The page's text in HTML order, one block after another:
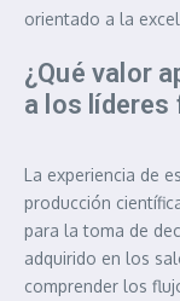
orientado a la
¿Qué valor
a los
La experiencia de
producción
para la toma de
adquirido en los
comprender los